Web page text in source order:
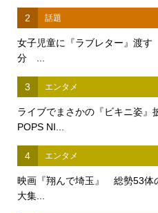
2 話題
女子児童に『ラブレター』渡
分 ...
3 エンタメ
ライブでまさかの『ビキニ姿
POPS NI...
4 エンタメ
映画『翔んで埼玉』 総勢53体
大集...